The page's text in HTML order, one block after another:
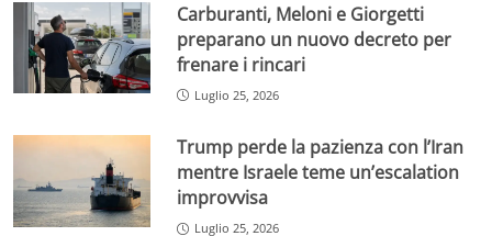
Carburanti, Meloni e Giorgetti
preparano un nuovo decreto per
frenare i rincari
Luglio 25, 2026
Trump perde la pazienza con l’Iran
mentre Israele teme un’escalation
improvvisa
Luglio 25, 2026